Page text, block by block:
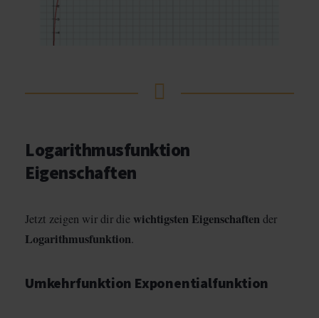
Logarithmusfunktion
Eigenschaften
Jetzt zeigen wir dir die wichtigsten Eigenschaftender
Logarithmusfunktion.
Umkehrfunktion Exponentialfunktion